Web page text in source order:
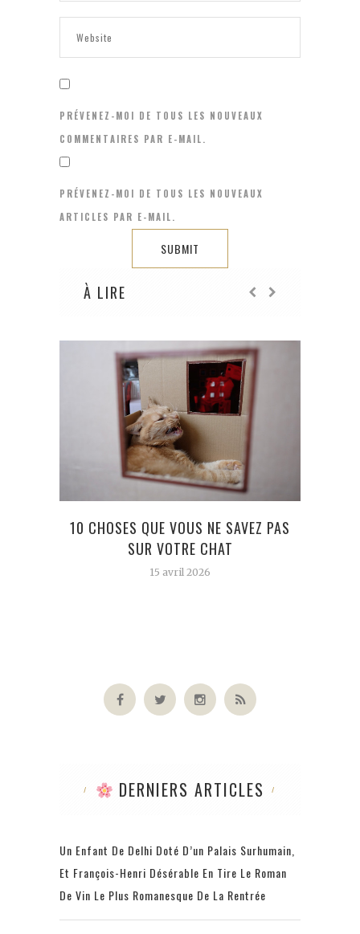
PRÉVENEZ-MOI DE TOUS LES NOUVEAUX
COMMENTAIRES PAR E-MAIL.
PRÉVENEZ-MOI DE TOUS LES NOUVEAUX
ARTICLES PAR E-MAIL.
À LIRE
10 CHOSES QUE VOUS NE SAVEZ PAS
SUR VOTRE CHAT
15 avril 2026
DERNIERS ARTICLES
Un Enfant De Delhi Doté D’un Palais Surhumain,
Et François-Henri Désérable En Tire Le Roman
De Vin Le Plus Romanesque De La Rentrée